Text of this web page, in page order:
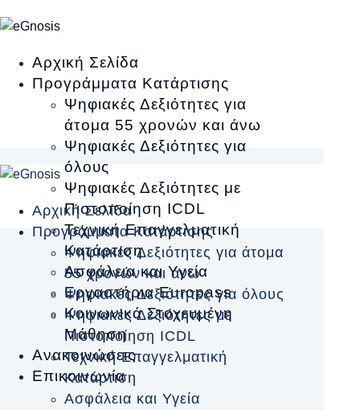
Αρχική Σελίδα
Προγράμματα Κατάρτισης
Ψηφιακές Δεξιότητες για
άτομα 55 χρονών και άνω
Ψηφιακές Δεξιότητες για
όλους
Ψηφιακές Δεξιότητες με
Πιστοποίηση ICDL
Τεχνική Επαγγελματική
Κατάρτιση
Ασφάλεια και Υγεία
Εργαστήρια Europass
Κοινωνικά Στοχευμένη
Μάθηση
Ανακοινώσεις
Επικοινωνία
Αρχική Σελίδα
Προγράμματα Κατάρτισης
Ψηφιακές Δεξιότητες για άτομα
55 χρονών και άνω
Ψηφιακές Δεξιότητες για όλους
Ψηφιακές Δεξιότητες με
Πιστοποίηση ICDL
Τεχνική Επαγγελματική
Κατάρτιση
Ασφάλεια και Υγεία